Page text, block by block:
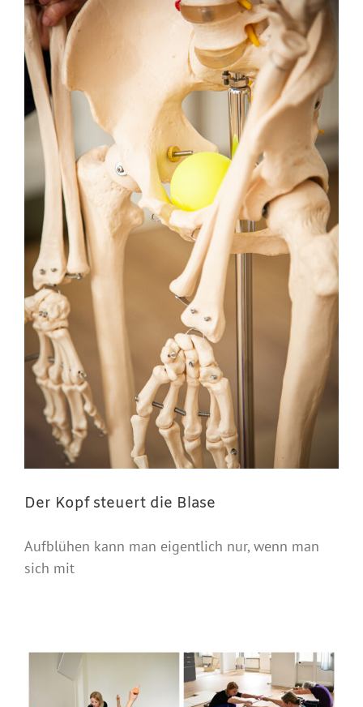
Der Kopf steuert die Blase
Aufblühen kann man eigentlich nur, wenn man
sich mit